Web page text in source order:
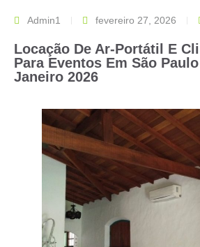
Admin1 fevereiro 27, 2026
Locação De Ar-Portátil E
Para Eventos Em São
Janeiro 2026